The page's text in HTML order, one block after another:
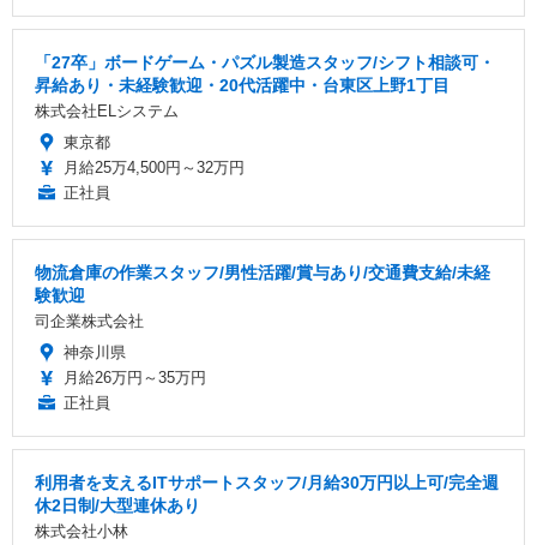
「27卒」ボードゲーム・パズル製造スタッフ/シフト相談可・
昇給あり・未経験歓迎・20代活躍中・台東区上野1丁目
株式会社ELシステム
東京都
月給25万4,500円～32万円
正社員
物流倉庫の作業スタッフ/男性活躍/賞与あり/交通費支給/未経
験歓迎
司企業株式会社
神奈川県
月給26万円～35万円
正社員
利用者を支えるITサポートスタッフ/月給30万円以上可/完全週
休2日制/大型連休あり
株式会社小林